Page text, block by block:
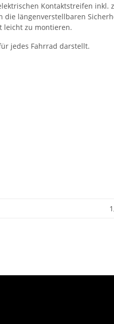
Kontaktstreifen
längenverstellbaren
leicht zu montieren.
jedes Fahrrad darstellt.